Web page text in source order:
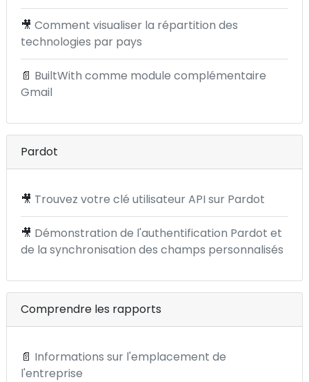
🎥 Comment visualiser la répartition des
technologies par pays
📄 BuiltWith comme module complémentaire
Gmail
Pardot
🎥 Trouvez votre clé utilisateur API sur Pardot
🎥 Démonstration de l'authentification Pardot et
de la synchronisation des champs personnalisés
Comprendre les rapports
📄 Informations sur l'emplacement de
l'entreprise